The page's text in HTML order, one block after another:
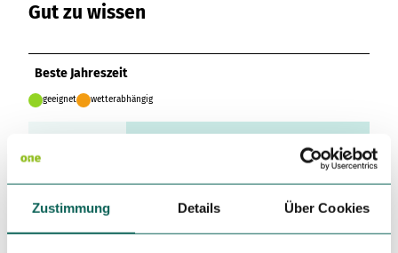
Zustimmung Details Über Cookies
Gut zu wissen
Beste Jahreszeit
geeignet wetterabhängig
Jun Jul
Aug Sep Okt Nov Dez
Toureigenschaften